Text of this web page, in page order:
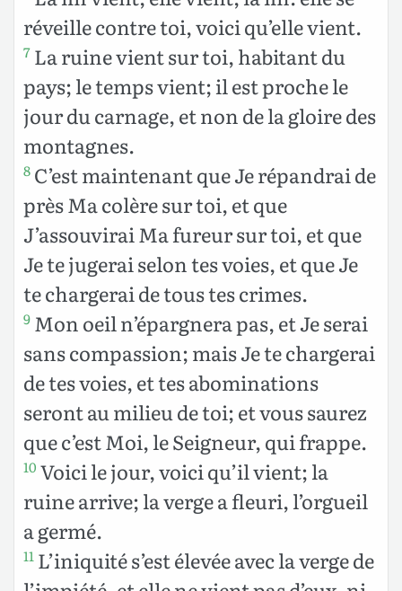
réveille contre toi, voici qu’elle vient.
7 La ruine vient sur toi, habitant du
pays; le temps vient; il est proche le
jour du carnage, et non de la gloire des
montagnes.
8 C’est maintenant que Je répandrai de
près Ma colère sur toi, et que
J’assouvirai Ma fureur sur toi, et que
Je te jugerai selon tes voies, et que Je
te chargerai de tous tes crimes.
9 Mon oeil n’épargnera pas, et Je serai
sans compassion; mais Je te chargerai
de tes voies, et tes abominations
seront au milieu de toi; et vous saurez
que c’est Moi, le Seigneur, qui frappe.
10 Voici le jour, voici qu’il vient; la
ruine arrive; la verge a fleuri, l’orgueil
a germé.
11 L’iniquité s’est élevée avec la verge de